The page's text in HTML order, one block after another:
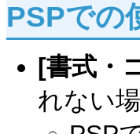
PSPでの
[書式・
れない